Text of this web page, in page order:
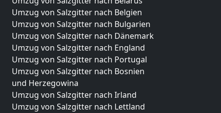
Umzug von Salzgitter nach Belgien
Umzug von Salzgitter nach Bulgarien
Umzug von Salzgitter nach Dänemark
Umzug von Salzgitter nach England
Umzug von Salzgitter nach Portugal
Umzug von Salzgitter nach Bosnien
und Herzegowina
Umzug von Salzgitter nach Irland
Umzug von Salzgitter nach Lettland